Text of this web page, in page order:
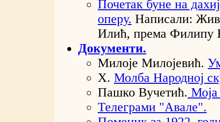
Почетак буне на
оперу. Написали:
Илић, према Филипу
Документи.
Милоје Милојевић.
Х. Молба Народној
Пашко Вучетић. Моја
Телеграми "Авале".